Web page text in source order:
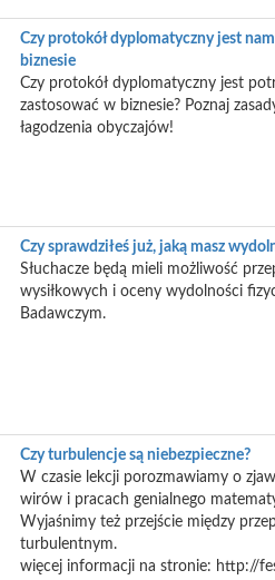
Czy protokół dyplomatyczny jest
biznesie
Czy protokół dyplomatyczny jest
zastosować w biznesie? Poznaj
łagodzenia obyczajów!
Czy sprawdziłeś już, jaką masz
Słuchacze będą mieli możliwość
wysiłkowych i oceny wydolności
Badawczym.
Czy turbulencje są niebezpieczne?
W czasie lekcji porozmawiamy o
wirów i pracach genialnego
Wyjaśnimy też przejście między
turbulentnym.
więcej informacji na stronie: http://